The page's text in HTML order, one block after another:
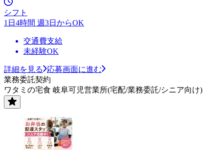
シフト
1日4時間 週3日からOK
交通費支給
未経験OK
詳細を見る
応募画面に進む
業務委託契約
ワタミの宅食 岐阜可児営業所(宅配/業務委託/シニア向け)